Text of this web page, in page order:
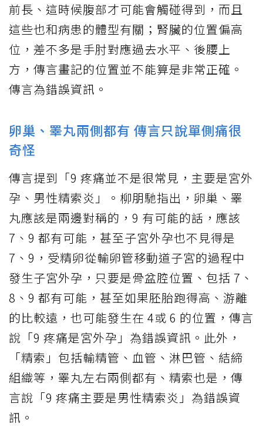
前長、這時候腹部才可能會觸碰得到，而且
這些也和病患的體型有關；腎臟的位置偏高
位，差不多是手肘對應過去水平、後腰上
方，傳言畫記的位置並不能算是非常正確。
傳言為錯誤資訊。
卵巢、睪丸兩側都有 傳言只說單側痛很
奇怪
傳言提到「9 疼痛並不是很常見，主要是宮外
孕、男性精索炎」。柳朋馳指出，卵巢、睪
丸應該是兩邊對稱的，9 有可能的話，應該
7、9 都有可能，甚至子宮外孕也不見得是
7、9，受精卵從輸卵管移動道子宮的過程中
發生子宮外孕，只要是骨盆腔位置、包括 7、
8、9 都有可能，甚至如果胚胎跑得高、游離
的比較遠，也可能發生在 4或 6 的位置，傳言
說「9 疼痛是宮外孕」為錯誤資訊。此外，
「精索」包括輸精管、血管、淋巴管、結締
組織等，睪丸左右兩側都有、精索也是，傳
言說「9 疼痛主要是男性精索炎」為錯誤資
訊。